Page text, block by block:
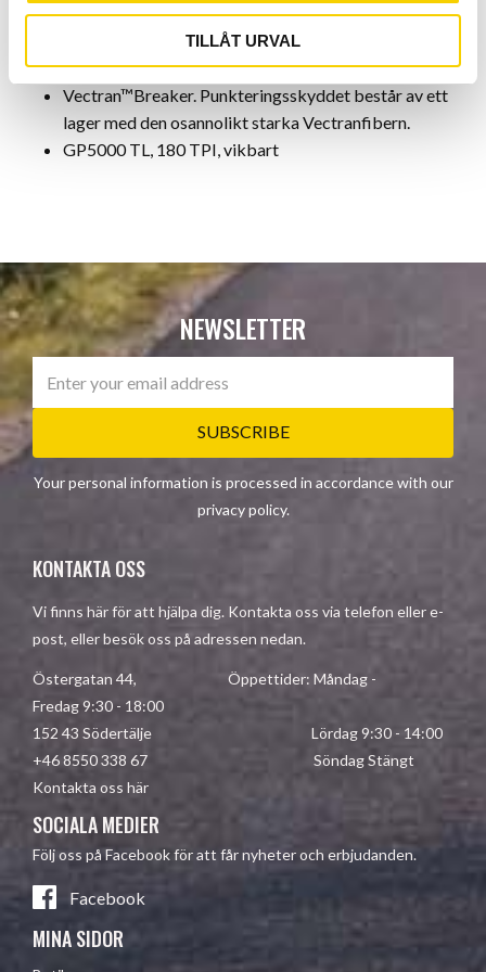
TILLÅT URVAL
Har Continentals unika BlackChili-gummiblandning
som ger utmärkt grepp, lågt rullmotstånd och mycket
god slitstyrka.
Vectran™Breaker. Punkteringsskyddet består av ett
lager med den osannolikt starka Vectranfibern.
GP5000 TL, 180 TPI, vikbart
NEWSLETTER
SUBSCRIBE
Your personal information is processed in accordance with our
privacy policy.
KONTAKTA OSS
Vi finns här för att hjälpa dig. Kontakta oss via telefon eller e-
post, eller besök oss på adressen nedan.
Östergatan 44, Öppettider: Måndag -
Fredag 9:30 - 18:00
152 43 Södertälje Lördag 9:30 - 14:00
+46 8550 338 67 Söndag Stängt
Kontakta oss här
SOCIALA MEDIER
Följ oss på Facebook för att får nyheter och erbjudanden.
Facebook
MINA SIDOR